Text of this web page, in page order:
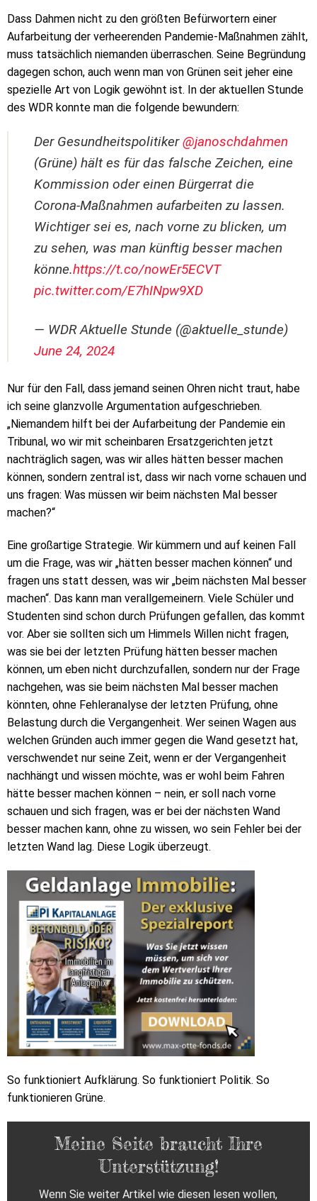
Dass Dahmen nicht zu den größten Befürwortern einer
Aufarbeitung der verheerenden Pandemie-Maßnahmen zählt,
muss tatsächlich niemanden überraschen. Seine Begründung
dagegen schon, auch wenn man von Grünen seit jeher eine
spezielle Art von Logik gewöhnt ist. In der aktuellen Stunde
des WDR konnte man die folgende bewundern:
Der Gesundheitspolitiker@janoschdahmen
(Grüne) hält es für das falsche Zeichen, eine
Kommission oder einen Bürgerrat die
Corona-Maßnahmen aufarbeiten zu lassen.
Wichtiger sei es, nach vorne zu blicken, um
zu sehen, was man künftig besser machen
könne.https://t.co/nowEr5ECVT
pic.twitter.com/E7hINpw9XD
— WDR Aktuelle Stunde (@aktuelle_stunde)
June 24, 2024
Nur für den Fall, dass jemand seinen Ohren nicht traut, habe
ich seine glanzvolle Argumentation aufgeschrieben.
„Niemandem hilft bei der Aufarbeitung der Pandemie ein
Tribunal, wo wir mit scheinbaren Ersatzgerichten jetzt
nachträglich sagen, was wir alles hätten besser machen
können, sondern zentral ist, dass wir nach vorne schauen und
uns fragen: Was müssen wir beim nächsten Mal besser
machen?“
Eine großartige Strategie. Wir kümmern und auf keinen Fall
um die Frage, was wir „hätten besser machen können“ und
fragen uns statt dessen, was wir „beim nächsten Mal besser
machen“. Das kann man verallgemeinern. Viele Schüler und
Studenten sind schon durch Prüfungen gefallen, das kommt
vor. Aber sie sollten sich um Himmels Willen nicht fragen,
was sie bei der letzten Prüfung hätten besser machen
können, um eben nicht durchzufallen, sondern nur der Frage
nachgehen, was sie beim nächsten Mal besser machen
könnten, ohne Fehleranalyse der letzten Prüfung, ohne
Belastung durch die Vergangenheit. Wer seinen Wagen aus
welchen Gründen auch immer gegen die Wand gesetzt hat,
verschwendet nur seine Zeit, wenn er der Vergangenheit
nachhängt und wissen möchte, was er wohl beim Fahren
hätte besser machen können – nein, er soll nach vorne
schauen und sich fragen, was er bei der nächsten Wand
besser machen kann, ohne zu wissen, wo sein Fehler bei der
letzten Wand lag. Diese Logik überzeugt.
So funktioniert Aufklärung. So funktioniert Politik. So
funktionieren Grüne.
Meine Seite braucht Ihre
Unterstützung!
Wenn Sie weiter Artikel wie diesen lesen wollen,